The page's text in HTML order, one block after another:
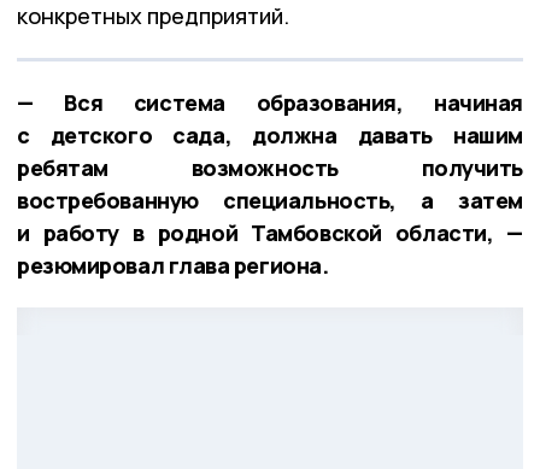
конкретных предприятий.
— Вся система образования, начиная
с детского сада, должна давать нашим
ребятам возможность получить
востребованную специальность, а затем
и работу в родной Тамбовской области, —
резюмировал глава региона.